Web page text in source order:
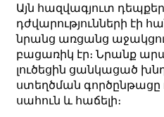
Այն հազվագյուտ
դժվարությունների էի
նրանց առցանց
բացառիկ էր։ Նրանք
լուծեցին ցանկացած
ստեղծման գործընթացը
սահուն և հաճելի։